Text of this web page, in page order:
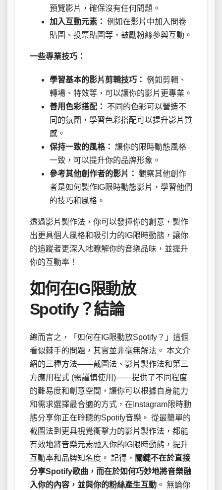
預覽影片，確保沒有任何問題。
加入互動元素： 例如在影片中加入問卷
貼圖、投票貼圖等，鼓勵粉絲參與互動。
一些專業技巧：
學習基本的影片剪輯技巧： 例如剪輯、
轉場、特效等，可以讓你的影片更專業。
善用色彩搭配：
不同的色彩可以營造不
同的氛圍，學習色彩搭配可以提升影片質
感。
保持一致的風格： 讓你的限時動態風格
一致，可以提升你的品牌形象。
參考其他創作者的影片： 觀察其他創作
者是如何製作IG限時動態影片，學習他們
的技巧和風格。
透過影片製作法，你可以發揮你的創意，製作
出更具個人風格和吸引力的IG限時動態，讓你
的追蹤者更深入地瞭解你的音樂品味，並提升
你的互動率！
如何在IG限動放
Spotify？結論
總而言之，「如何在IG限動放Spotify？」這個
看似棘手的問題，其實並非毫無解法。 本文介
紹的三種方法——截圖法、影片製作法和第三
方應用程式 (需謹慎使用)——提供了不同程度
的難易度和創意空間，讓你可以根據自身能力
和需求選擇最合適的方式，在Instagram限時動
態分享你正在聆聽的Spotify音樂。 從最簡單的
截圖法到更具視覺衝擊力的影片製作法，都能
有效地將音樂元素融入你的IG限時動態，提升
互動率和品牌知名度。 記得， 關鍵不在於直接
分享Spotify歌曲，而在於如何巧妙地將音樂融
入你的內容，並與你的粉絲產生互動 。 無論你